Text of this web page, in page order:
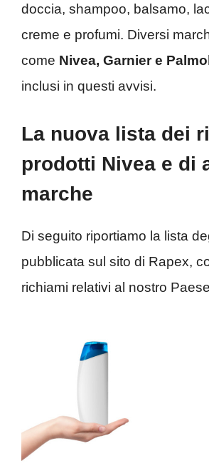
doccia, shampoo, balsamo,
creme e profumi. Diversi
come Nivea, Garnier e
inclusi in questi avvisi.
La nuova lista dei
prodotti Nivea e di
marche
Di seguito riportiamo la lista
pubblicata sul sito di Rapex,
richiami relativi al nostro